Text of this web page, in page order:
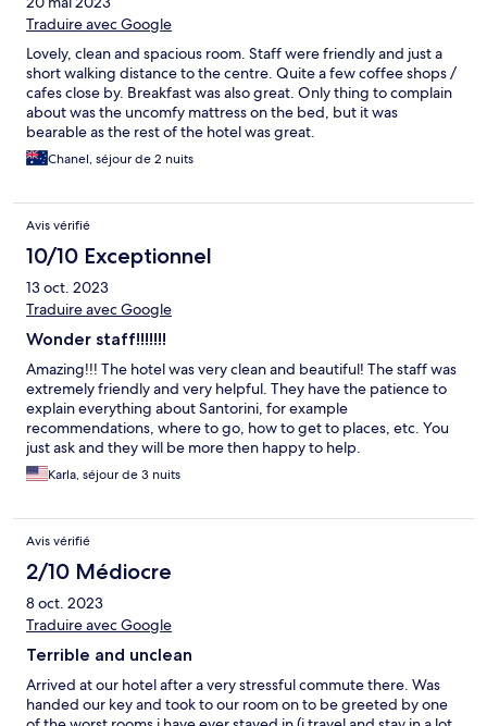
Traduire avec Google
Lovely, clean and spacious room. Staff were friendly and just a
short walking distance to the centre. Quite a few coffee shops /
cafes close by. Breakfast was also great. Only thing to complain
about was the uncomfy mattress on the bed, but it was
bearable as the rest of the hotel was great.
Chanel, séjour de 2 nuits
Avis vérifié
10/10 Exceptionnel
13 oct. 2023
Traduire avec Google
Wonder staff!!!!!!!
Amazing!!! The hotel was very clean and beautiful! The staff was
extremely friendly and very helpful. They have the patience to
explain everything about Santorini, for example
recommendations, where to go, how to get to places, etc. You
just ask and they will be more then happy to help.
Karla, séjour de 3 nuits
Avis vérifié
2/10 Médiocre
8 oct. 2023
Traduire avec Google
Terrible and unclean
Arrived at our hotel after a very stressful commute there. Was
handed our key and took to our room on to be greeted by one